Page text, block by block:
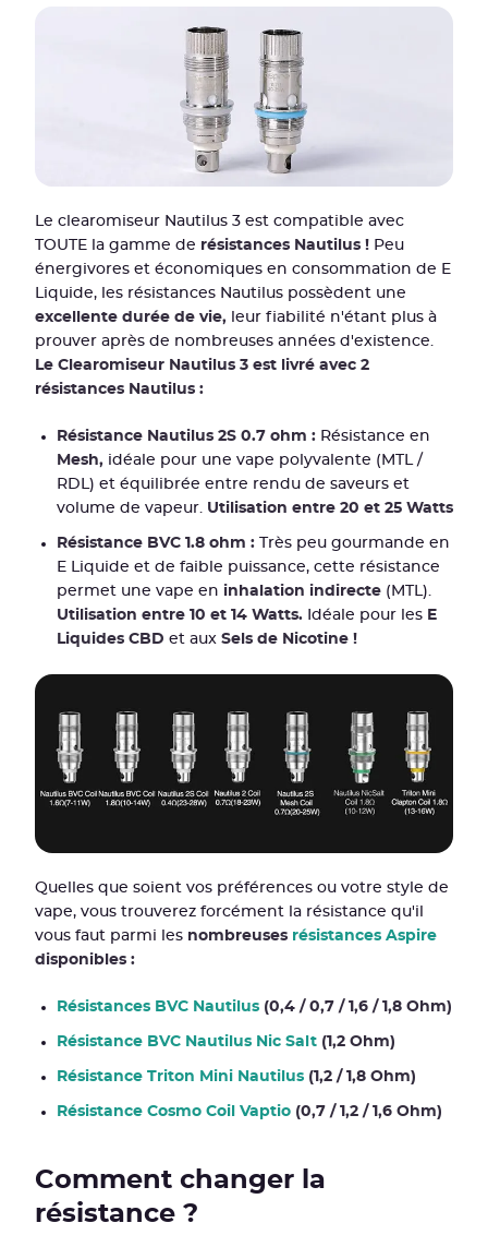
Le clearomiseur Nautilus 3 est compatible avec
TOUTE la gamme de résistances Nautilus ! Peu
énergivores et économiques en consommation de E
Liquide, les résistances Nautilus possèdent une
excellente durée de vie, leur fiabilité n'étant plus à
prouver après de nombreuses années d'existence.
Le Clearomiseur Nautilus 3 est livré avec 2
résistances Nautilus :
Résistance Nautilus 2S 0.7 ohm : Résistance en
Mesh, idéale pour une vape polyvalente (MTL /
RDL) et équilibrée entre rendu de saveurs et
volume de vapeur. Utilisation entre 20 et 25 Watts
Résistance BVC 1.8 ohm : Très peu gourmande en
E Liquide et de faible puissance, cette résistance
permet une vape en inhalation indirecte (MTL).
Utilisation entre 10 et 14 Watts. Idéale pour les E
Liquides CBD et aux Sels de Nicotine !
Quelles que soient vos préférences ou votre style de
vape, vous trouverez forcément la résistance qu'il
vous faut parmi les nombreuses résistances Aspire
disponibles :
Résistances BVC Nautilus (0,4 / 0,7 / 1,6 / 1,8 Ohm)
Résistance BVC Nautilus Nic Salt (1,2 Ohm)
Résistance Triton Mini Nautilus (1,2 / 1,8 Ohm)
Résistance Cosmo Coil Vaptio (0,7 / 1,2 / 1,6 Ohm)
Comment changer la
résistance ?